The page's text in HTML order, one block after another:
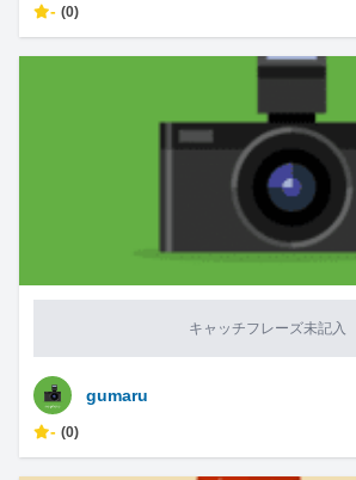
- (0)
キャッチフレーズ未記入
gumaru
- (0)